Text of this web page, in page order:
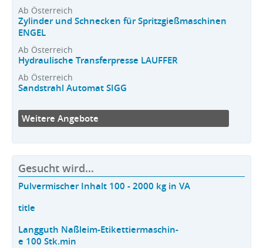
Ab Österreich
Zylinder und Schnecken für Spritzgießmaschinen
ENGEL
Ab Österreich
Hydraulische Transferpresse LAUFFER
Ab Österreich
Sandstrahl Automat SIGG
Weitere Angebote
Gesucht wird...
Pulvermischer Inhalt 100 - 2000 kg in VA
title
Langguth Naßleim-Etikettiermaschin-
e 100 Stk.min